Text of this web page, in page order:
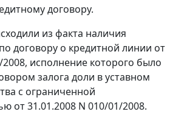
договору.
из факта наличия
договору о кредитной линии от
2008, исполнение которого было
залога доли в уставном
с ограниченной
от 31.01.2008 N 010/01/2008.